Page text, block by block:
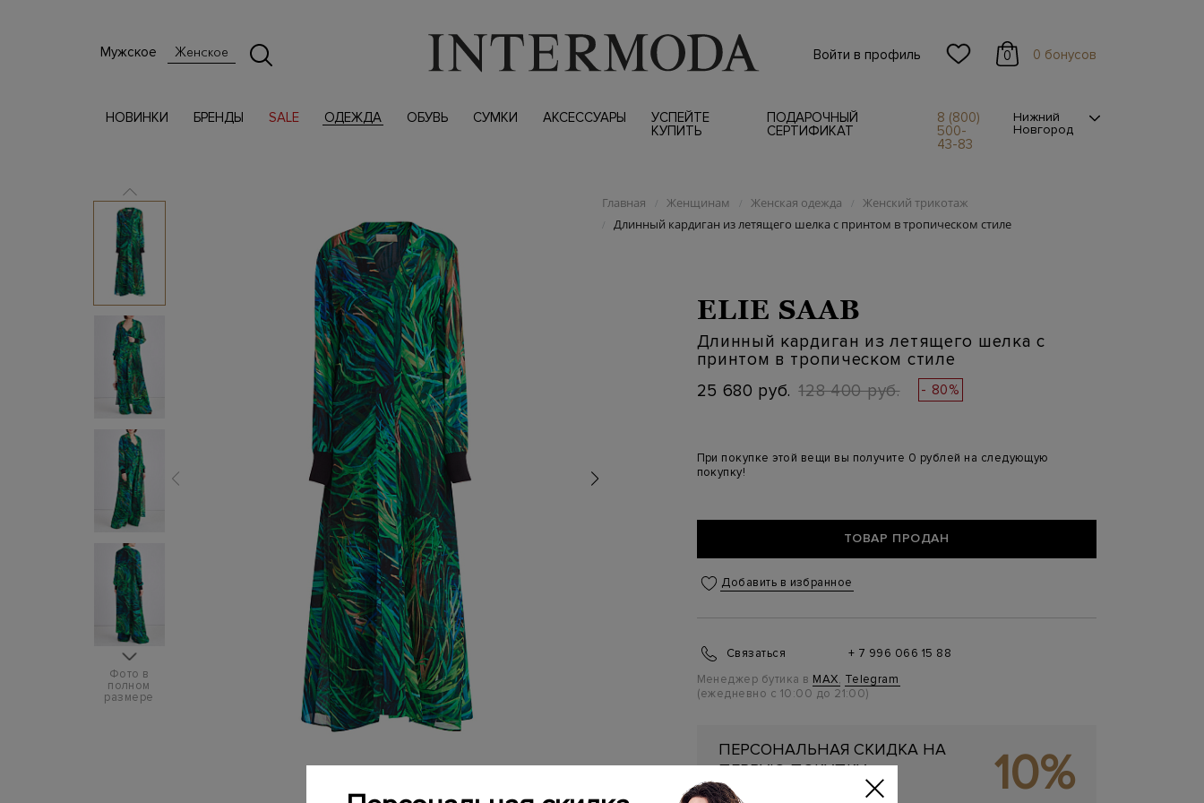
Мужское Женское Войти в профиль 0 0 бонусов
НОВИНКИ БРЕНДЫ SALE ОДЕЖДА ОБУВЬ СУМКИ АКСЕССУАРЫ
УСПЕЙТЕ
КУПИТЬ
ПОДАРОЧНЫЙ
СЕРТИФИКАТ
8 (800)
500-
43-83
Нижний
Новгород
Фото в
полном
размере
Главная / Женщинам / Женская одежда / Женский трикотаж
/ Длинный кардиган из летящего шелка с принтом в тропическом стиле
ELIE SAAB
Длинный кардиган из летящего шелка с
принтом в тропическом стиле
25 680 руб. 128 400 руб. - 80%
При покупке этой вещи вы получите 0 рублей на следующую
покупку!
ТОВАР ПРОДАН
Добавить в избранное
Связаться
+ 7 996 066 15 88
Менеджер бутика в MAX, Telegram
(ежедневно с 10:00 до 21:00)
ПЕРСОНАЛЬНАЯ СКИДКА НА
ПЕРВУЮ ПОКУПКУ
Подробнее 10%